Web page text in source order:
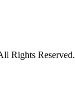
Rights Reserved.